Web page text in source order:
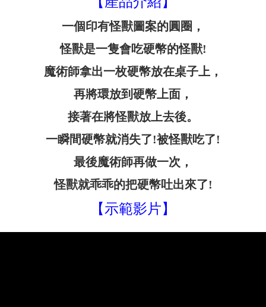
一個印有怪獸圖案的圓圈，
怪獸是一隻會吃硬幣的怪獸!
魔術師拿出一枚硬幣放在桌子上 ，
再將環放到硬幣上面，
接著在將怪獸放上去後。
一瞬間硬幣就消失了!被怪獸吃了!
最後魔術師再做一次 ，
怪獸就乖乖的把硬幣吐出來了!
【示範影片】